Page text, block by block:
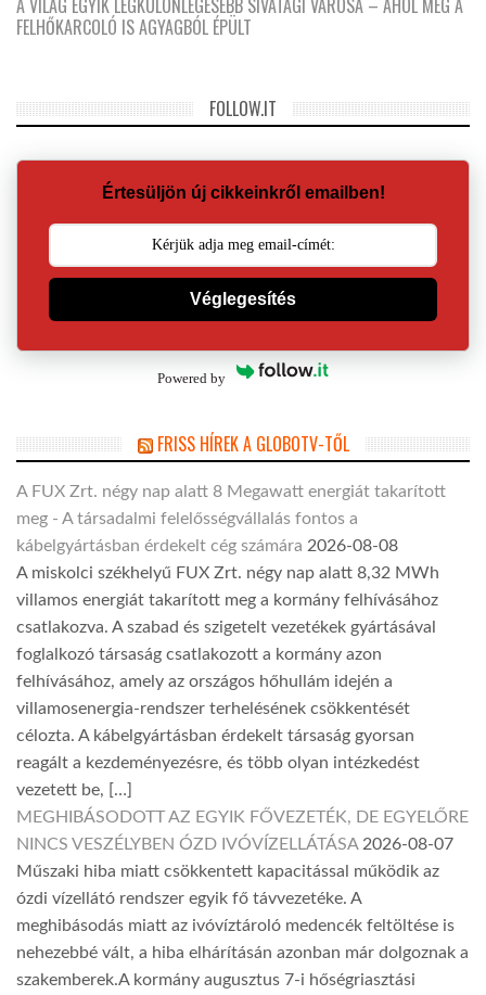
A VILÁG EGYIK LEGKÜLÖNLEGESEBB SIVATAGI VÁROSA – AHOL MÉG A
FELHŐKARCOLÓ IS AGYAGBÓL ÉPÜLT
FOLLOW.IT
Értesüljön új cikkeinkről emailben!
Véglegesítés
Powered by
FRISS HÍREK A GLOBOTV-TŐL
A FUX Zrt. négy nap alatt 8 Megawatt energiát takarított
meg - A társadalmi felelősségvállalás fontos a
kábelgyártásban érdekelt cég számára 2026-08-08
A miskolci székhelyű FUX Zrt. négy nap alatt 8,32 MWh
villamos energiát takarított meg a kormány felhívásához
csatlakozva. A szabad és szigetelt vezetékek gyártásával
foglalkozó társaság csatlakozott a kormány azon
felhívásához, amely az országos hőhullám idején a
villamosenergia-rendszer terhelésének csökkentését
célozta. A kábelgyártásban érdekelt társaság gyorsan
reagált a kezdeményezésre, és több olyan intézkedést
vezetett be, […]
MEGHIBÁSODOTT AZ EGYIK FŐVEZETÉK, DE EGYELŐRE
NINCS VESZÉLYBEN ÓZD IVÓVÍZELLÁTÁSA 2026-08-07
Műszaki hiba miatt csökkentett kapacitással működik az
ózdi vízellátó rendszer egyik fő távvezetéke. A
meghibásodás miatt az ivóvíztároló medencék feltöltése is
nehezebbé vált, a hiba elhárításán azonban már dolgoznak a
szakemberek.A kormány augusztus 7-i hőségriasztási